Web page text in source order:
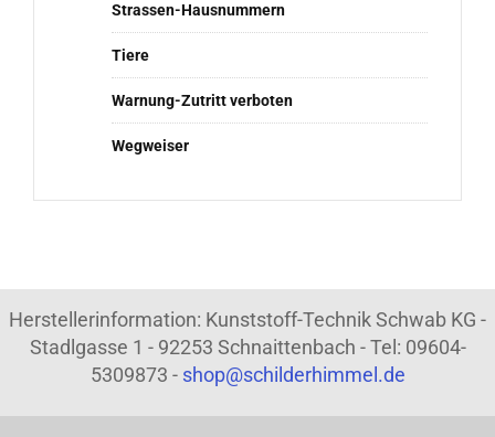
Strassen-Hausnummern
Tiere
Warnung-Zutritt verboten
Wegweiser
Herstellerinformation: Kunststoff-Technik Schwab KG -
Stadlgasse 1 - 92253 Schnaittenbach - Tel: 09604-
5309873 - shop@schilderhimmel.de